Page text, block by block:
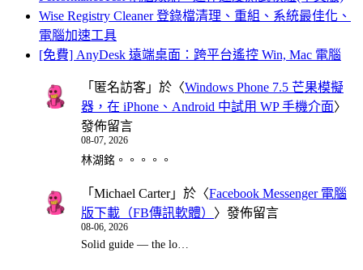
Wise Registry Cleaner 登錄檔清理、重組、系統最佳化、
電腦加速工具
[免費] AnyDesk 遠端桌面：跨平台遙控 Win, Mac 電腦
「 匿名訪客 」於〈Windows Phone 7.5 芒果模擬
器，在 iPhone、Android 中試用 WP 手機介面〉
發佈留言
08-07, 2026
林湖銘。。。。。
「 Michael Carter」於〈Facebook Messenger 電腦
版下載（FB傳訊軟體）
〉發佈留言
08-06, 2026
Solid guide — the lo…